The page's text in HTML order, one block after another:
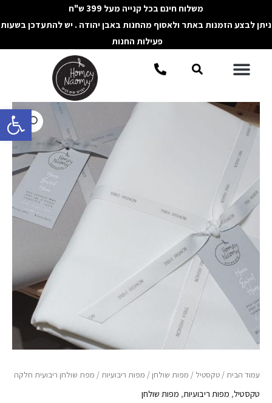
פתח
לתוכן
משלוח חינם בכל קנייה מעל 399 ש"ח
ניתן לבצע הזמנות באתר ולאסוף מהחנות באבן יהודה . יש להתעדכן בשעות
פעילות החנות
תפריטחיפוש
עמוד הבית/ טקסטיל / מפות שולחן/ מפות ריבועיות/ מפת שולחן ריבועית חלקה
טקסטיל, מפות ריבועיות, מפות שולחן
כמות
של
מפת
חלקה